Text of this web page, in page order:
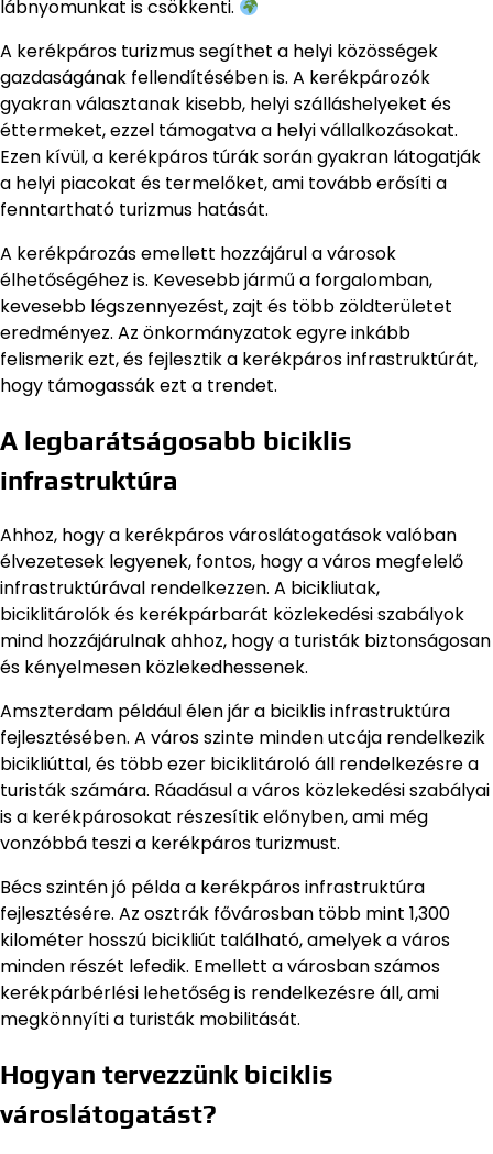
lábnyomunkat is csökkenti.
A kerékpáros turizmus segíthet a helyi közösségek
gazdaságának fellendítésében is. A kerékpározók
gyakran választanak kisebb, helyi szálláshelyeket és
éttermeket, ezzel támogatva a helyi vállalkozásokat.
Ezen kívül, a kerékpáros túrák során gyakran látogatják
a helyi piacokat és termelőket, ami tovább erősíti a
fenntartható turizmus hatását.
A kerékpározás emellett hozzájárul a városok
élhetőségéhez is. Kevesebb jármű a forgalomban,
kevesebb légszennyezést, zajt és több zöldterületet
eredményez. Az önkormányzatok egyre inkább
felismerik ezt, és fejlesztik a kerékpáros infrastruktúrát,
hogy támogassák ezt a trendet.
A legbarátságosabb biciklis
infrastruktúra
Ahhoz, hogy a kerékpáros városlátogatások valóban
élvezetesek legyenek, fontos, hogy a város megfelelő
infrastruktúrával rendelkezzen. A bicikliutak,
biciklitárolók és kerékpárbarát közlekedési szabályok
mind hozzájárulnak ahhoz, hogy a turisták biztonságosan
és kényelmesen közlekedhessenek.
Amszterdam például élen jár a biciklis infrastruktúra
fejlesztésében. A város szinte minden utcája rendelkezik
bicikliúttal, és több ezer biciklitároló áll rendelkezésre a
turisták számára. Ráadásul a város közlekedési szabályai
is a kerékpárosokat részesítik előnyben, ami még
vonzóbbá teszi a kerékpáros turizmust.
Bécs szintén jó példa a kerékpáros infrastruktúra
fejlesztésére. Az osztrák fővárosban több mint 1,300
kilométer hosszú bicikliút található, amelyek a város
minden részét lefedik. Emellett a városban számos
kerékpárbérlési lehetőség is rendelkezésre áll, ami
megkönnyíti a turisták mobilitását.
Hogyan tervezzünk biciklis
városlátogatást?